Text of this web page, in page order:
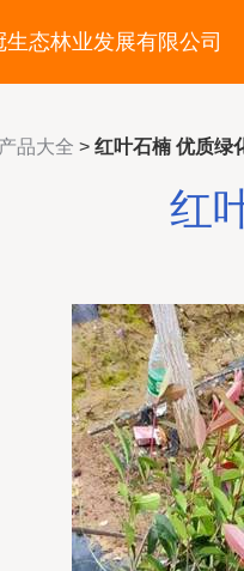
态林业发展有限公司
产品大全 > 红叶石楠 优质绿
红